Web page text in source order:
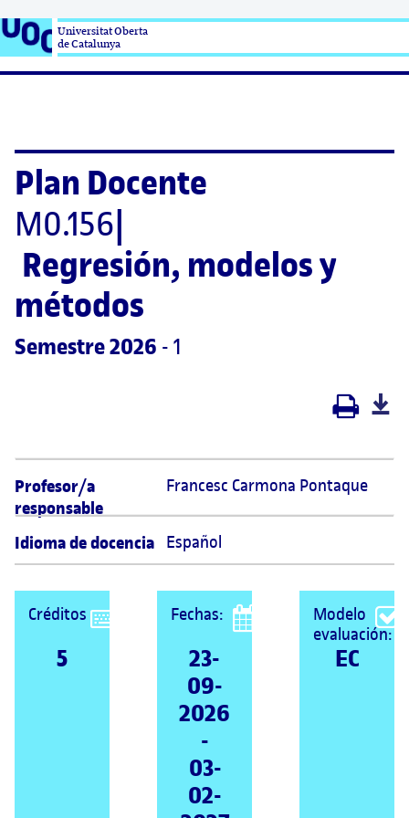
Universitat Oberta
de Catalunya
Plan Docente
M0.156
Regresión, modelos y
métodos
Semestre 2026 - 1
Profesor/a
responsable
Francesc Carmona Pontaque
Idioma de docencia Español
Créditos
5
Fechas:
23-
09-
2026
-
03-
02-
Modelo
evaluación:
EC